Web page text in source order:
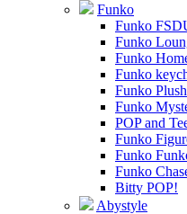
Funko
Funko
Funko
Funko
Funko
Funko Plush
Funko
POP and
Funko
Funko
Funko
Bitty POP!
Abystyle